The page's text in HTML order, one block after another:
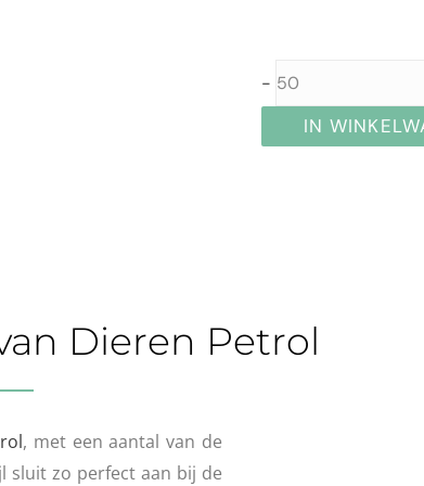
-
IN
Dieren Petrol
, met een aantal van de
sluit zo perfect aan bij de